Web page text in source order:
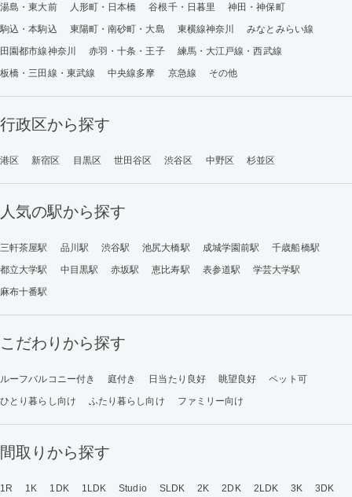
湯島・東大前
人形町・日本橋 谷根千・日暮里
神田・神保町
駒込・本駒込
東陽町・南砂町・大島 東横線神奈川
みなとみらい線
田園都市線神奈川
赤羽・十条・王子
練馬・大江戸線・西武線
板橋・三田線・東武線
中央線多摩 京急線 その他
行政区から探す
港区 新宿区 目黒区 世田谷区 渋谷区 中野区 杉並区
人気の駅から探す
三軒茶屋駅 品川駅 渋谷駅 池尻大橋駅 成城学園前駅
千歳船橋駅
都立大学駅
中目黒駅 赤坂駅 恵比寿駅 表参道駅
学芸大学駅
麻布十番駅
こだわりから探す
ルーフバルコニー付き 庭付き 日当たり良好 眺望良好
ペット可
ひとり暮らし向け
ふたり暮らし向け ファミリー向け
間取りから探す
1R 1K 1DK 1LDK Studio SLDK 2K 2DK 2LDK 3K
3DK